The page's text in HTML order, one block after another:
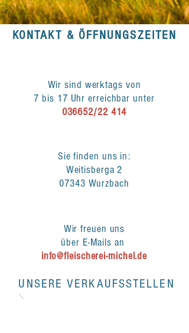
KONTAKT & ÖFFNUNGSZEITEN
Wir sind werktags von
7 bis 17 Uhr erreichbar unter
036652/22 414
Sie finden uns in:
Weitisberga 2
07343 Wurzbach
Wir freuen uns
über E-Mails an
info@fleischerei-michel.de
UNSERE VERKAUFSSTELLEN